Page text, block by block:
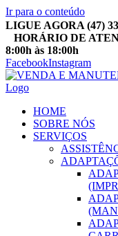
Ir para o conteúdo
LIGUE AGORA (47)
HORÁRIO DE
8:00h às 18:00h
FacebookInstagram
HOME
SOBRE NÓS
SERVIÇOS